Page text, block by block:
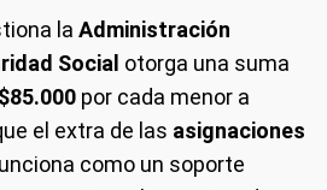
la Administración
Social otorga una suma
$85.000 por cada menor a
el extra de las asignaciones
como un soporte